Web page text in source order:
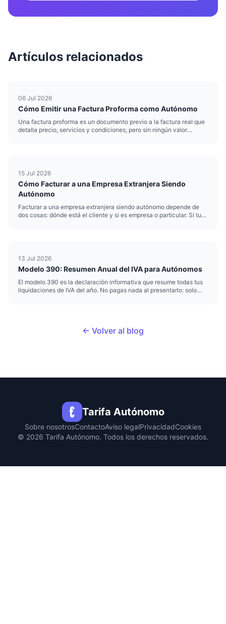
Artículos relacionados
06 Jul 2026
Cómo Emitir una Factura Proforma como Autónomo
Una factura proforma es un documento previo a la factura real que
detalla precio, servicios y condiciones, pero sin ningún valor
15 Jul 2026
Cómo Facturar a una Empresa Extranjera Siendo
Autónomo
Facturar a una empresa extranjera siendo autónomo depende de
dos cosas: dónde está el cliente y si es empresa o particular. Si tu
13 Jul 2026
Modelo 390: Resumen Anual del IVA para Autónomos
El modelo 390 es la declaración informativa que resume todas tus
liquidaciones de IVA del año. No pagas nada al presentarlo: solo
← Volver al blog
Tarifa Autónomo
Sobre nosotrosContactoAviso legalPrivacidadCookies
© 2026 Tarifa Autónomo. Todos los derechos reservados.